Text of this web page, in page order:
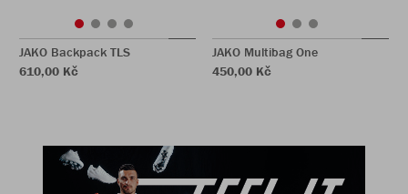
JAKO Backpack TLS
610,00 Kč
JAKO Multibag One
450,00 Kč